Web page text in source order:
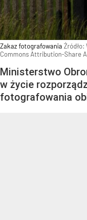
Zakaz fotografowania Źródło:
Commons Attribution-Share
Ministerstwo
w życie
fotografowania